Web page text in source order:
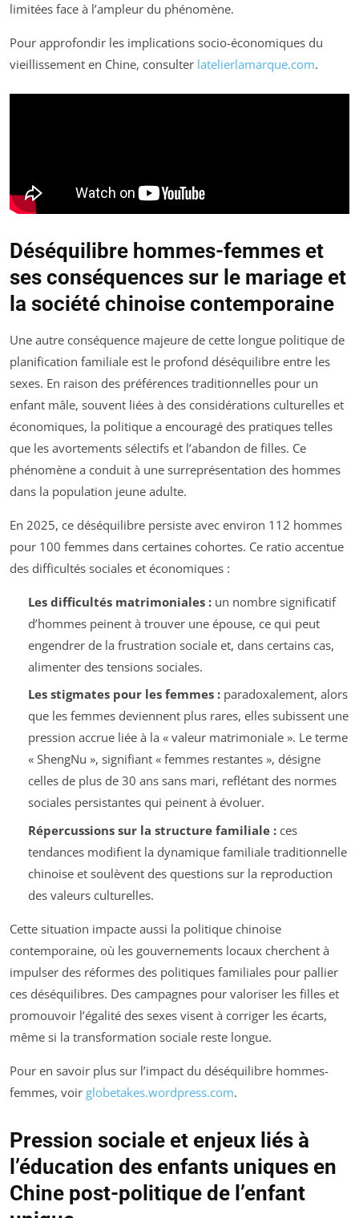
limitées face à l’ampleur du phénomène.
Pour approfondir les implications socio-économiques du
vieillissement en Chine, consulter latelierlamarque.com.
Déséquilibre hommes-femmes et
ses conséquences sur le mariage et
la société chinoise contemporaine
Une autre conséquence majeure de cette longue politique de
planification familiale est le profond déséquilibre entre les
sexes. En raison des préférences traditionnelles pour un
enfant mâle, souvent liées à des considérations culturelles et
économiques, la politique a encouragé des pratiques telles
que les avortements sélectifs et l’abandon de filles. Ce
phénomène a conduit à une surreprésentation des hommes
dans la population jeune adulte.
En 2025, ce déséquilibre persiste avec environ 112 hommes
pour 100 femmes dans certaines cohortes. Ce ratio accentue
des difficultés sociales et économiques :
Les difficultés matrimoniales :un nombre significatif
d’hommes peinent à trouver une épouse, ce qui peut
engendrer de la frustration sociale et, dans certains cas,
alimenter des tensions sociales.
Les stigmates pour les femmes :paradoxalement, alors
que les femmes deviennent plus rares, elles subissent une
pression accrue liée à la « valeur matrimoniale ». Le terme
« ShengNu », signifiant « femmes restantes », désigne
celles de plus de 30 ans sans mari, reflétant des normes
sociales persistantes qui peinent à évoluer.
Répercussions sur la structure familiale :ces
tendances modifient la dynamique familiale traditionnelle
chinoise et soulèvent des questions sur la reproduction
des valeurs culturelles.
Cette situation impacte aussi la politique chinoise
contemporaine, où les gouvernements locaux cherchent à
impulser des réformes des politiques familiales pour pallier
ces déséquilibres. Des campagnes pour valoriser les filles et
promouvoir l’égalité des sexes visent à corriger les écarts,
même si la transformation sociale reste longue.
Pour en savoir plus sur l’impact du déséquilibre hommes-
femmes, voir globetakes.wordpress.com.
Pression sociale et enjeux liés à
l’éducation des enfants uniques en
Chine post-politique de l’enfant